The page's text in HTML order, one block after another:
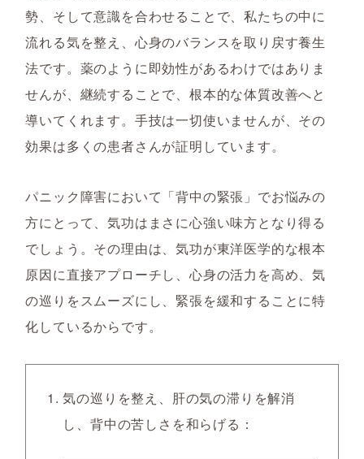
勢、そして意識を合わせることで、私たちの中に
流れる気を整え、心身のバランスを取り戻す養生
法です。薬のように即効性があるわけではありま
せんが、継続することで、根本的な体質改善へと
導いてくれます。手技は一切使いませんが、その
効果は多くの患者さんが証明しています。
パニック障害において「背中の緊張」でお悩みの
方にとって、気功はまさに心強い味方となり得る
でしょう。その理由は、気功が東洋医学的な根本
原因に直接アプローチし、心身の活力を高め、気
の巡りをスムーズにし、緊張を緩和することに特
化しているからです。
気の巡りを整え、肝の気の滞りを解消
し、背中の苦しさを和らげる：